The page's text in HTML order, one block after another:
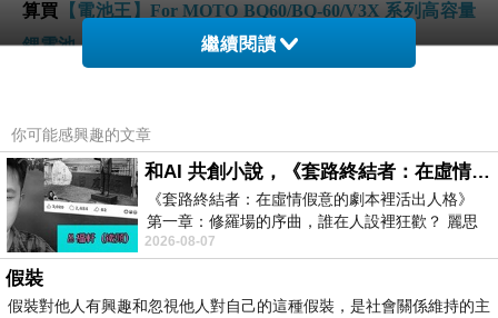
算買 【電池王】For MOTO BQ60/BQ-60/V3X 系列高容量
鋰電池
容量鋰電池在網路上買應該會比較便宜，【電池王】For
MOTO BQ60/BQ-60/V3X 系列高容量鋰電池而且24小時都
能買，上網慢慢挑選，不用等店家開門也不用看店員臉色
繼續閱讀
你可能感興趣的文章
和AI 共創小說，《套路終結者：在虛情假意的劇本裡活出人格》
《套路終結者：在虛情假意的劇本裡活出人格》
第一章：修羅場的序曲，誰在人設裡狂歡？ 麗思
卡爾頓酒店的總統套房內，燈光昏
2026-08-07
假裝
假裝對他人有興趣和忽視他人對自己的這種假裝，是社會關係維持的主